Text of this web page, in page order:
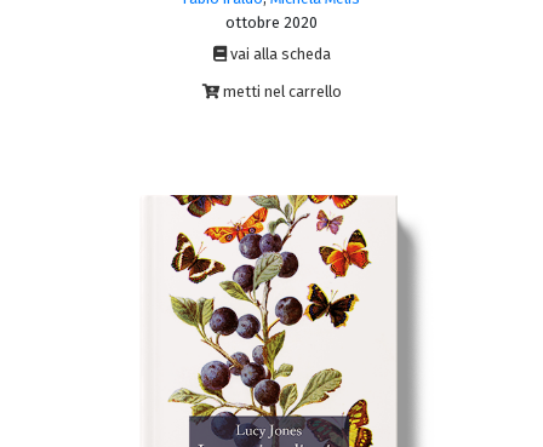
ottobre 2020
vai alla scheda
metti nel carrello